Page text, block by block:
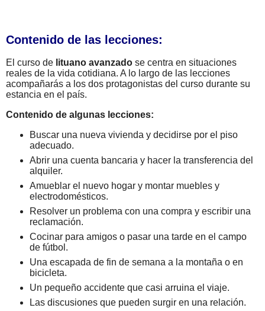
Contenido de las lecciones:
El curso de lituano avanzado se centra en situaciones
reales de la vida cotidiana. A lo largo de las lecciones
acompañarás a los dos protagonistas del curso durante su
estancia en el país.
Contenido de algunas lecciones:
Buscar una nueva vivienda y decidirse por el piso
adecuado.
Abrir una cuenta bancaria y hacer la transferencia del
alquiler.
Amueblar el nuevo hogar y montar muebles y
electrodomésticos.
Resolver un problema con una compra y escribir una
reclamación.
Cocinar para amigos o pasar una tarde en el campo
de fútbol.
Una escapada de fin de semana a la montaña o en
bicicleta.
Un pequeño accidente que casi arruina el viaje.
Las discusiones que pueden surgir en una relación.